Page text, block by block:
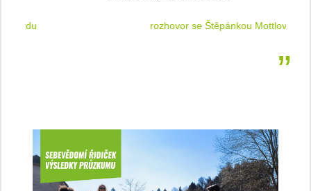
rozhovor se Štěpánkou Mottlovou